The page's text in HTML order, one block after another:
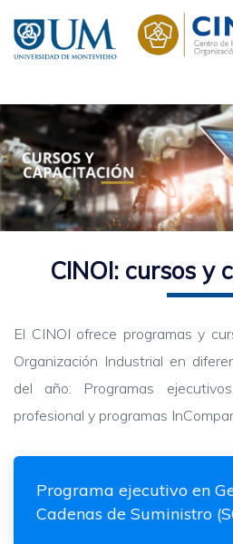
contenido
principal
CINOI: cursos y
El CINOI ofrece programas y
Organización Industrial en
del año: Programas
profesional y programas
Programa ejecutivo en
Cadenas de Suministro